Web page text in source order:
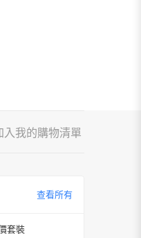
入我的購物清單
查看所有
套裝